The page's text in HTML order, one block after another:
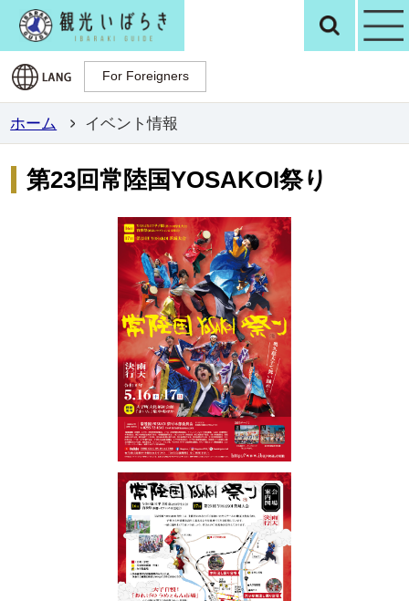
観光いばらき検
For Foreigners
For Foreigners
ホーム イベント情報
第23回常陸国YOSAKOI祭り